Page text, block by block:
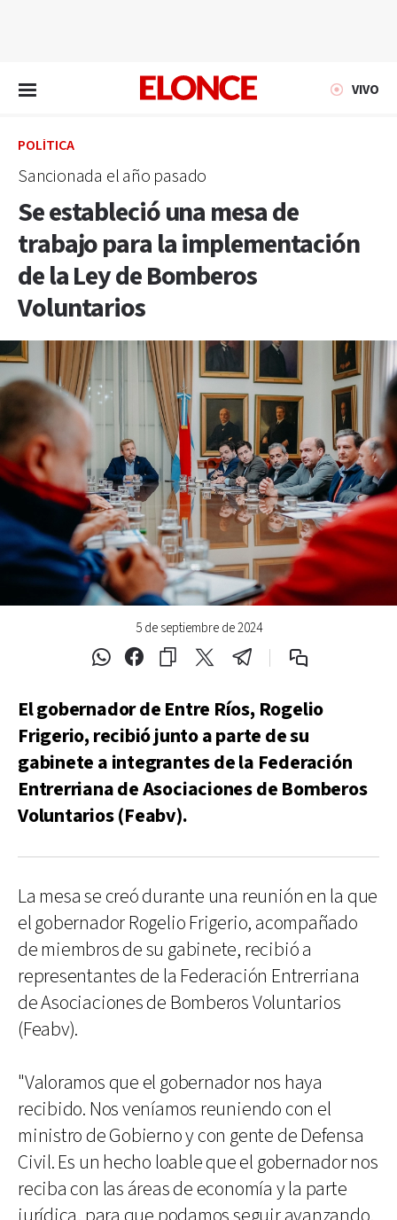
VIVO
POLÍTICA
Sancionada el año pasado
Se estableció una mesa de
trabajo para la implementación
de la Ley de Bomberos
Voluntarios
5 de septiembre de 2024
El gobernador de Entre Ríos, Rogelio
Frigerio, recibió junto a parte de su
gabinete a integrantes de la Federación
Entrerriana de Asociaciones de Bomberos
Voluntarios (Feabv).
La mesa se creó durante una reunión en la que
el gobernador Rogelio Frigerio, acompañado
de miembros de su gabinete, recibió a
representantes de la Federación Entrerriana
de Asociaciones de Bomberos Voluntarios
(Feabv).
"Valoramos que el gobernador nos haya
recibido. Nos veníamos reuniendo con el
ministro de Gobierno y con gente de Defensa
Civil. Es un hecho loable que el gobernador nos
reciba con las áreas de economía y la parte